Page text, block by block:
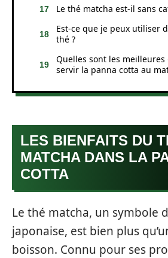
Le thé matcha est-il sans
Est-ce que je peux utiliser
thé ?
Quelles sont les meilleures
servir la panna cotta au
LES BIENFAITS DU
MATCHA DANS LA
COTTA
Le thé matcha, un symbole
japonaise, est bien plus
boisson. Connu pour ses